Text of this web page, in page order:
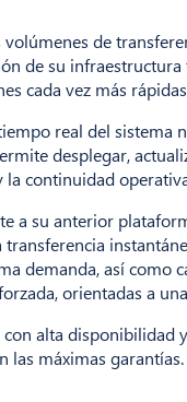
de
de su
cada vez más
real del sistema
desplegar,
continuidad
a su anterior
demanda, así como
orientadas a
alta disponibilidad
las máximas garantías.